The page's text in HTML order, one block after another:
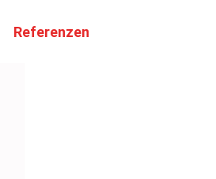
Referenzen